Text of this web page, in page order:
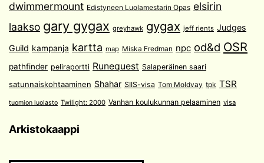
dwimmermount Edistyneen Luolamestarin Opas elsirin
laakso gary gygax greyhawk gygax jeff rients Judges
Guild kampanja kartta map Miska Fredman npc od&d OSR
pathfinder peliraportti Runequest Salaperäinen saari
satunnaiskohtaaminen Shahar SIIS-visa Tom Moldvay tpk TSR
tuomion luolasto Twilight: 2000 Vanhan koulukunnan pelaaminen visa
Arkistokaappi